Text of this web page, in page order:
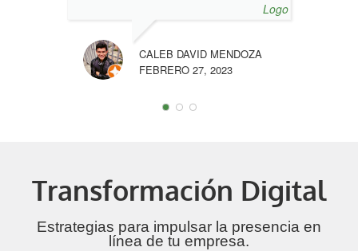
CALEB DAVID MENDOZA
FEBRERO 27, 2023
Transformación Digital
Estrategias para impulsar la presencia en
línea de tu empresa.